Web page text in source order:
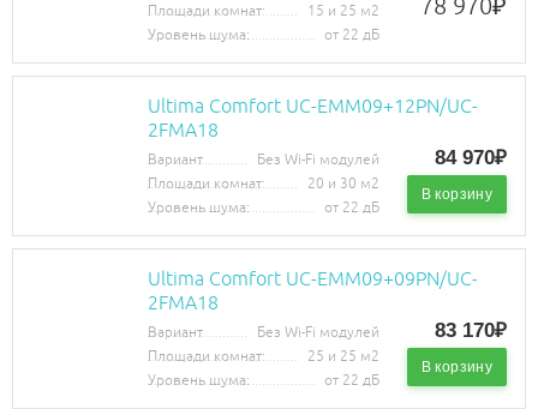
Площади комнат:
15 и 25 м2
Уровень шума:
от 22 дБ
78 970₽
Ultima Comfort UC-EMM09+12PN/UC-
2FMA18
Вариант
Без Wi-Fi модулей
Площади комнат:
20 и 30 м2
Уровень шума:
от 22 дБ
84 970₽
В корзину
Ultima Comfort UC-EMM09+09PN/UC-
2FMA18
Вариант
Без Wi-Fi модулей
Площади комнат:
25 и 25 м2
Уровень шума:
от 22 дБ
83 170₽
В корзину